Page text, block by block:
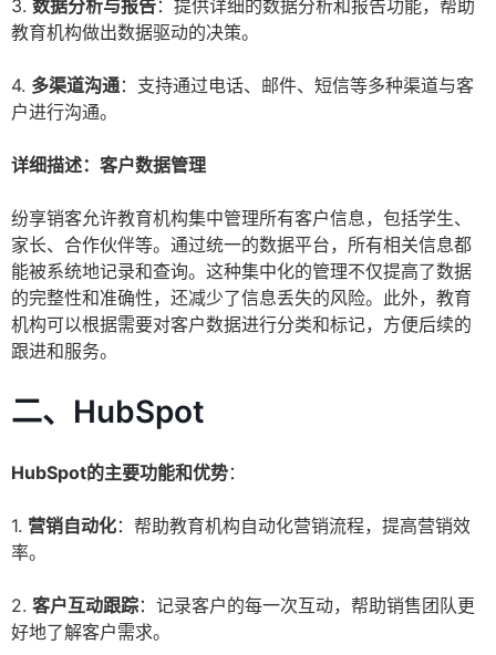
3. 数据分析与报告：提供详细的数据分析和报告功能，帮助
教育机构做出数据驱动的决策。
4. 多渠道沟通：支持通过电话、邮件、短信等多种渠道与客
户进行沟通。
详细描述：客户数据管理
纷享销客允许教育机构集中管理所有客户信息，包括学生、
家长、合作伙伴等。通过统一的数据平台，所有相关信息都
能被系统地记录和查询。这种集中化的管理不仅提高了数据
的完整性和准确性，还减少了信息丢失的风险。此外，教育
机构可以根据需要对客户数据进行分类和标记，方便后续的
跟进和服务。
二、HubSpot
HubSpot的主要功能和优势：
1. 营销自动化：帮助教育机构自动化营销流程，提高营销效
率。
2. 客户互动跟踪：记录客户的每一次互动，帮助销售团队更
好地了解客户需求。